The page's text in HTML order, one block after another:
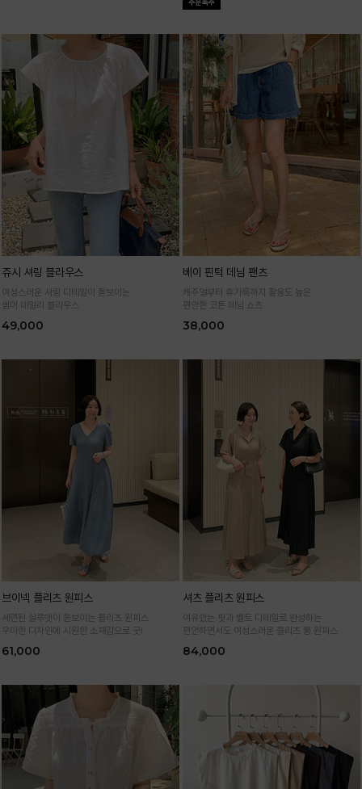
쥬시 셔링 블라우스
여성스러운 셔링 디테일이 돋보이는
썸머 데일리 블라우스
49,000
베이 핀턱 데님 팬츠
캐주얼부터 휴가룩까지 활용도 높은
편안한 코튼 데님 쇼츠
38,000
브이넥 플리츠 원피스
세련된 실루엣이 돋보이는 플리츠 원피스
우아한 디자인에 시원한 소재감으로 굿!
61,000
셔츠 플리츠 원피스
여유있는 핏과 벨트 디테일로 완성하는
편안하면서도 여성스러운 플리츠 롱 원피스
84,000